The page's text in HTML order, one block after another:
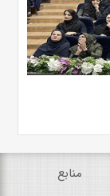
منابع